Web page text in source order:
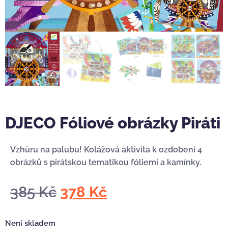
DJECO Fóliové obrázky Piráti
Vzhůru na palubu! Kolážová aktivita k ozdobení 4
obrázků s pirátskou tematikou fóliemi a kamínky.
385Kč 378 Kč
Není skladem